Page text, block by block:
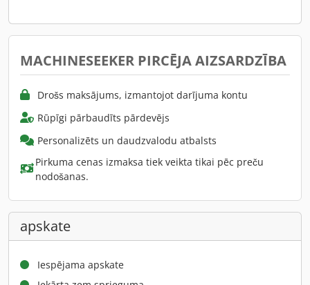
MACHINESEEKER PIRCĒJA AIZSARDZĪBA
Drošs maksājums, izmantojot darījuma kontu
Rūpīgi pārbaudīts pārdevējs
Personalizēts un daudzvalodu atbalsts
Pirkuma cenas izmaksa tiek veikta tikai pēc preču
nodošanas.
apskate
Iespējama apskate